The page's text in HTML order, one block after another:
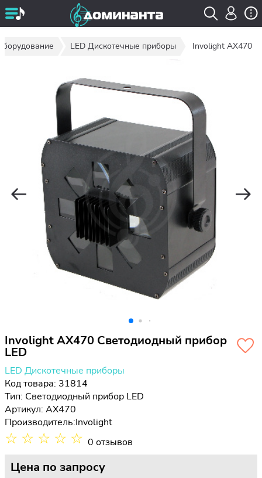
LED Дискотечные приборы Involight AX470
Involight AX470 Светодиодный прибор
LED
LED Дискотечные приборы
Код товара: 31814
Тип: Светодиодный прибор LED
Артикул: AX470
Производитель:Involight
☆ ☆ ☆ ☆ ☆ 0 отзывов
Цена по запросу